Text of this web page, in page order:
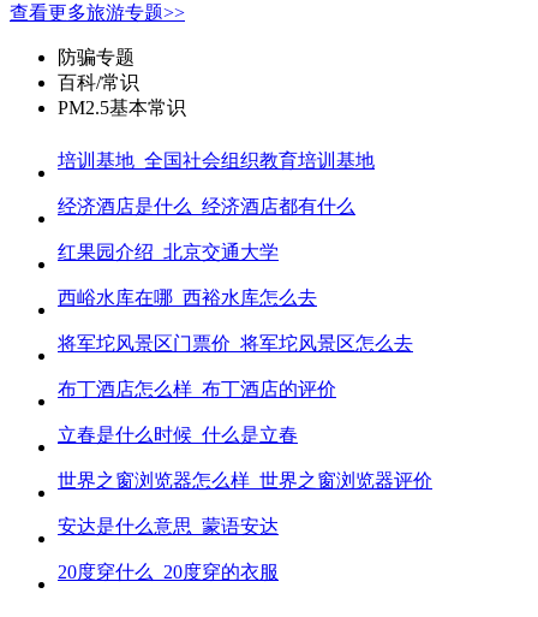
查看更多旅游专题>>
防骗专题
百科/常识
PM2.5基本常识
培训基地_全国社会组织教育培训基地
经济酒店是什么_经济酒店都有什么
红果园介绍_北京交通大学
西峪水库在哪_西裕水库怎么去
将军坨风景区门票价_将军坨风景区怎么去
布丁酒店怎么样_布丁酒店的评价
立春是什么时候_什么是立春
世界之窗浏览器怎么样_世界之窗浏览器评价
安达是什么意思_蒙语安达
20度穿什么_20度穿的衣服